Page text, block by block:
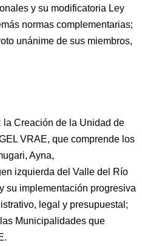
y su modificatoria Ley
normas complementarias;
unánime de sus miembros,
Creación de la Unidad de
VRAE, que comprende los
Ayna,
izquierda del Valle del Río
su implementación progresiva
legal y presupuestal;
Municipalidades que